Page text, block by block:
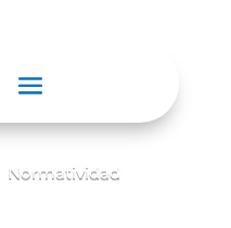
Normatividad